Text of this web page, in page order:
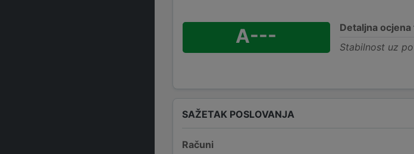
A--- Detaljna
Stabilnost uz
SAŽETAK POSLOVANJA
Računi